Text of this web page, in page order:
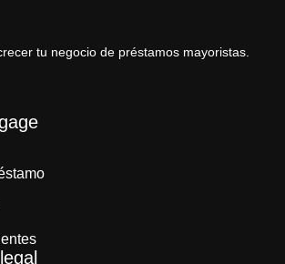
tu negocio de préstamos mayoristas.